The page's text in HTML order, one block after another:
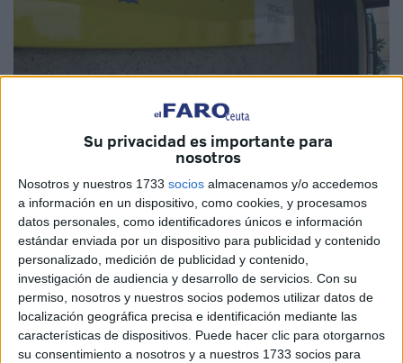
Su privacidad es importante para
nosotros
Nosotros y nuestros 1733 socios almacenamos y/o accedemos
a información en un dispositivo, como cookies, y procesamos
datos personales, como identificadores únicos e información
estándar enviada por un dispositivo para publicidad y contenido
personalizado, medición de publicidad y contenido,
investigación de audiencia y desarrollo de servicios. Con su
permiso, nosotros y nuestros socios podemos utilizar datos de
localización geográfica precisa e identificación mediante las
características de dispositivos. Puede hacer clic para otorgarnos
su consentimiento a nosotros y a nuestros 1733 socios para
Las adquisiciones denacionalidadcrecieron un 20 por
ciento en Ceuta en 2021, con un total de 428 nuevos
residentes extranjeros (342 en 2020). En el conjunto del
país aumentaron de forma más moderada, un 14,1 por
ciento, hasta los 144.012, según los datos publicados por
el Instituto Nacional de Estadística (INE). Por sexos, 213
eran mujeres y 215 hombres en la ciudad autónoma.